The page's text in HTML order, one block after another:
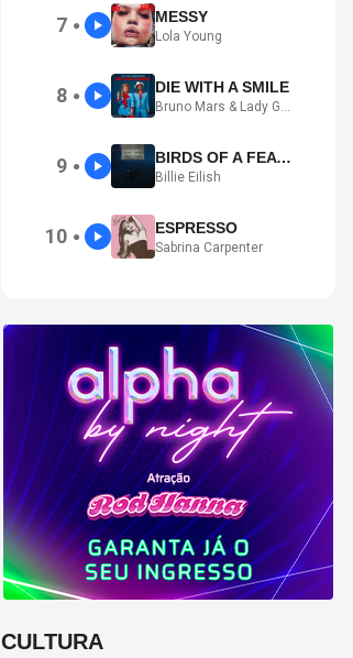
7 ● MESSY
Lola Young
8 ● DIE WITH A SMILE
Bruno Mars & Lady Gaga
9 ● BIRDS OF A FEATHER
Billie Eilish
10 ● ESPRESSO
Sabrina Carpenter
CULTURA